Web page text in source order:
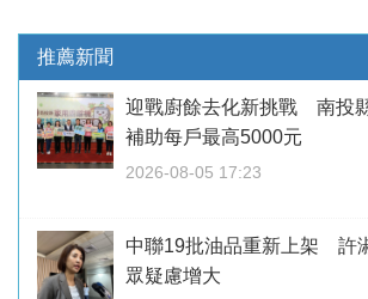
推薦新聞
迎戰廚餘去化新挑戰 南投
補助每戶最高5000元
2026-08-05 17:23
中聯19批油品重新上架 許
眾疑慮增大